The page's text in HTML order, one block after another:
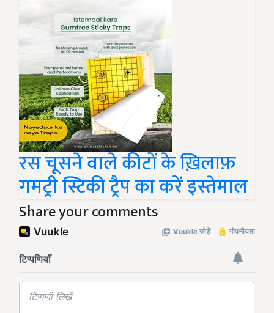
रस चूसने वाले कीटों के ख़िलाफ़
गमट्री स्टिकी ट्रैप का करें इस्तेमाल
Share your comments